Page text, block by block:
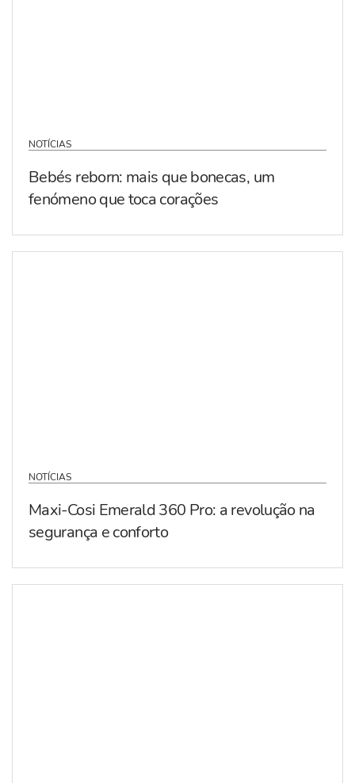
NOTÍCIAS
Bebés reborn: mais que bonecas, um
fenómeno que toca corações
NOTÍCIAS
Maxi-Cosi Emerald 360 Pro: a revolução na
segurança e conforto